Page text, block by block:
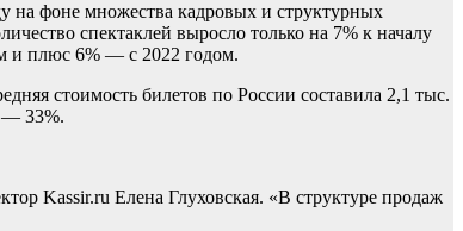
на фоне множества кадровых и структурных
спектаклей выросло только на 7% к началу
и плюс 6% — с 2022 годом.
стоимость билетов по России составила 2,1 тыс.
— 33%.
Kassir.ru Елена Глуховская. «В структуре продаж